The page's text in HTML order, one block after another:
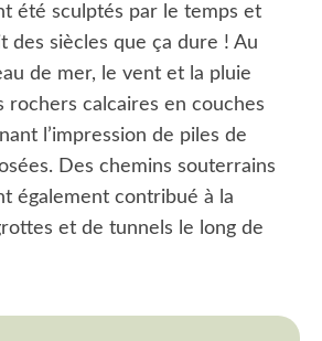
été sculptés par le temps et
des siècles que ça dure ! Au
de mer, le vent et la pluie
rochers calcaires en couches
l’impression de piles de
Des chemins souterrains
également contribué à la
et de tunnels le long de